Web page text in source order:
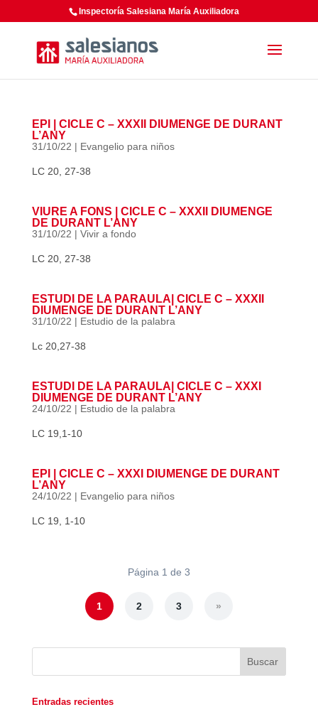
Inspectoría Salesiana María Auxiliadora
EPI | CICLE C – XXXII DIUMENGE DE DURANT
L’ANY
31/10/22 | Evangelio para niños
LC 20, 27-38
VIURE A FONS | CICLE C – XXXII DIUMENGE
DE DURANT L’ANY
31/10/22 | Vivir a fondo
LC 20, 27-38
ESTUDI DE LA PARAULA| CICLE C – XXXII
DIUMENGE DE DURANT L’ANY
31/10/22 | Estudio de la palabra
Lc 20,27-38
ESTUDI DE LA PARAULA| CICLE C – XXXI
DIUMENGE DE DURANT L’ANY
24/10/22 | Estudio de la palabra
LC 19,1-10
EPI | CICLE C – XXXI DIUMENGE DE DURANT
L’ANY
24/10/22 | Evangelio para niños
LC 19, 1-10
Página 1 de 3
1 2 3 »
Entradas recientes